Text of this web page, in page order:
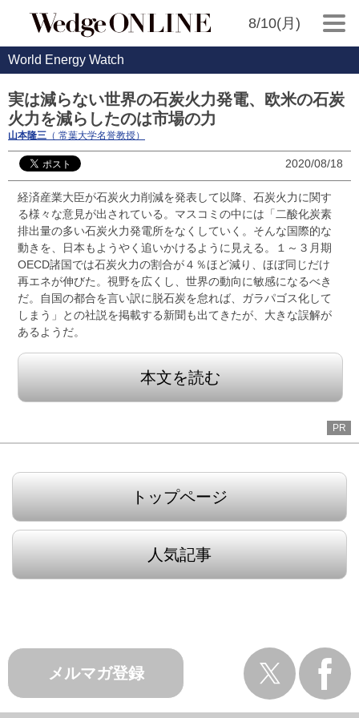
8/10(月)
World Energy Watch
実は減らない世界の石炭火力発電、欧米の石炭
火力を減らしたのは市場の力
山本隆三 （ 常葉大学名誉教授）
2020/08/18
経済産業大臣が石炭火力削減を発表して以降、石炭火力に関す
る様々な意見が出されている。マスコミの中には「二酸化炭素
排出量の多い石炭火力発電所をなくしていく。そんな国際的な
動きを、日本もようやく追いかけるように見える。１～３月期
OECD諸国では石炭火力の割合が４％ほど減り、ほぼ同じだけ
再エネが伸びた。視野を広くし、世界の動向に敏感になるべき
だ。自国の都合を言い訳に脱石炭を怠れば、ガラパゴス化して
しまう」との社説を掲載する新聞も出てきたが、大きな誤解が
あるようだ。
本文を読む
PR
トップページ
人気記事
メルマガ登録